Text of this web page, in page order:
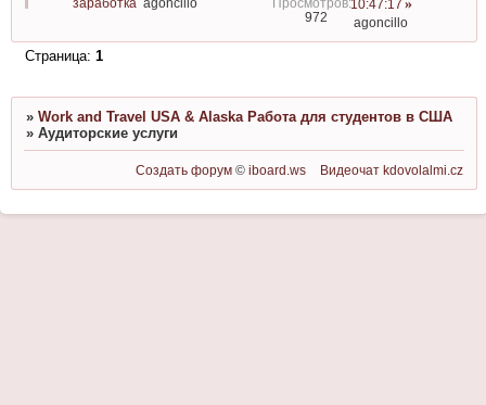
заработка agoncillo
972
10:47:17
agoncillo
Страница: 1
» Work and Travel USA & Alaska Работа для студентов в США
» Аудиторские услуги
Создать форум ©iboard.ws Видеочат kdovolalmi.cz